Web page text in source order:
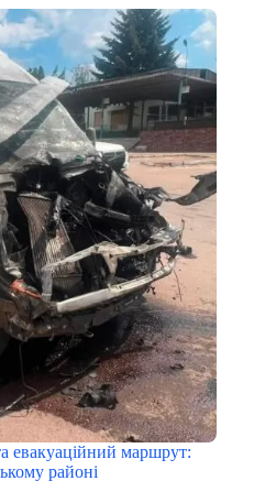
евакуаційний маршрут:
районі